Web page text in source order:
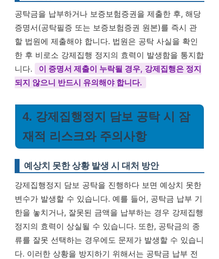
공탁금을 납부하거나 보증보험증권을 제출한 후, 해당
증명서(공탁필증 또는 보증보험증권 원본)를 즉시 관
할 법원에 제출해야 합니다. 법원은 공탁 사실을 확인
한 후 비로소 강제집행 정지의 효력이 발생함을 통지합
니다.
이 증명서 제출이 누락될 경우, 강제집행은 정지
되지 않으니 반드시 유의해야 합니다.
4. 강제집행정지 담보 공탁 시 잠
재적 리스크와 주의사항
예상치 못한 상황 발생 시 대처 방안
강제집행정지 담보 공탁을 진행하다 보면 예상치 못한
변수가 발생할 수 있습니다. 예를 들어, 공탁금 납부 기
한을 놓치거나, 잘못된 금액을 납부하는 경우 강제집행
정지의 효력이 상실될 수 있습니다. 또한, 공탁금의 종
류를 잘못 선택하는 경우에도 문제가 발생할 수 있습니
다. 이러한 상황을 방지하기 위해서는 공탁금 납부 전